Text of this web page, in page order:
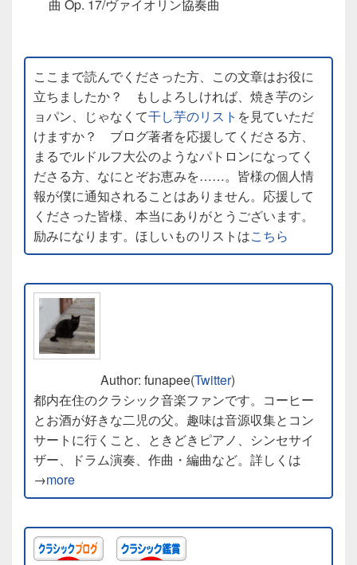
曲 Op. 17/ヴァイオリン協奏曲
ここまで読んでくださった方、この文章はお役に
立ちましたか？ もしよろしければ、焼き芋のシ
ョパン、じゃなくて干し芋のリスト を見ていただ
けますか？ ブログ著者を応援してくださる方、
まるでルドルフ大公のようなパトロンになってく
ださる方、なにとぞお恵みを……。皆様の個人情
報が僕に通知されることはありません。応援して
くださった皆様、本当にありがとうございます。
励みになります。ほしいものリストはこちら
Author: funapee(Twitter)
都内在住のクラシック音楽ファンです。コーヒー
とお酒が好きな二児の父。趣味は音源収集とコン
サートに行くこと、ときどきピアノ、シンセサイ
ザー、ドラム演奏、作曲・編曲など。詳しくは
→more